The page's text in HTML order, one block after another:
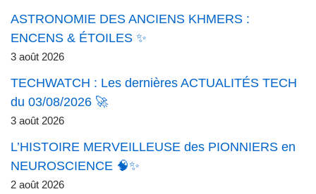
ASTRONOMIE DES ANCIENS KHMERS :
ENCENS & ÉTOILES ✨
3 août 2026
TECHWATCH : Les dernières ACTUALITÉS TECH
du 03/08/2026 🚀
3 août 2026
L’HISTOIRE MERVEILLEUSE des PIONNIERS en
NEUROSCIENCE 🧠✨
2 août 2026